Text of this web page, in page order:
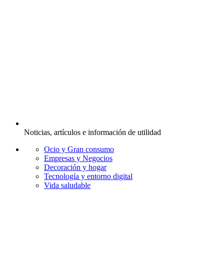
Noticias, artículos e información de utilidad
Ocio y Gran consumo
Empresas y Negocios
Decoración y hogar
Tecnología y entorno digital
Vida saludable